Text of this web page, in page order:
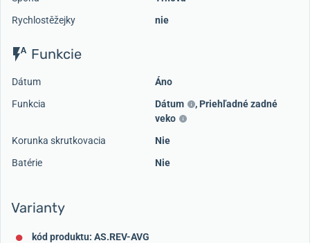
Rychlostěžejky
nie
Funkcie
Dátum
Áno
Funkcia
Dátum , Priehľadné zadné
veko
Korunka skrutkovacia
Nie
Batérie
Nie
Varianty
kód produktu: AS.REV-AVG